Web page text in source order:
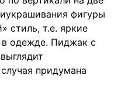
фигуры
стиль, т.е. яркие
в одежде. Пиджак с
придумана